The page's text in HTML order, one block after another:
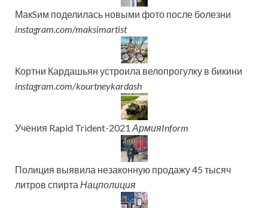
МакSим поделилась новыми фото после болезни
instagram.com/maksimartist
Кортни Кардашьян устроила велопрогулку в бикини
instagram.com/kourtneykardash
Учения Rapid Trident-2021 АрмияInform
Полиция выявила незаконную продажу 45 тысяч
литров спирта Нацполиция